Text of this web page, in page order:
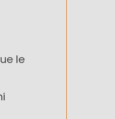
le